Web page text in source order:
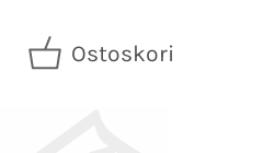
Ostoskori